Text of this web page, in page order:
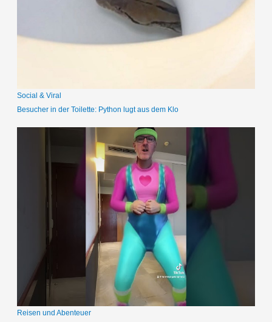
c
Social & Viral
Besucher in der Toilette: Python lugt aus dem Klo
Reisen und Abenteuer